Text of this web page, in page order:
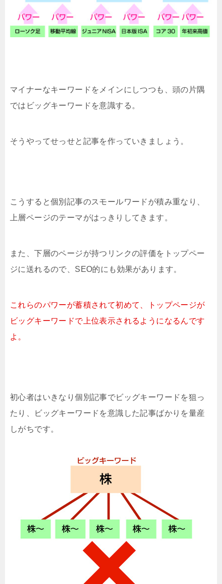
マイナーなキーワードをメインにしつつも、頭の片隅
ではビッグキーワードを意識する。
そうやってせっせと記事を作っていきましょう。
こうすると個別記事のスモールワードが積み重なり、
上層ページのテーマがはっきりしてきます。
また、下層のページが持つリンクの評価をトップペー
ジに送れるので、SEO的にも効果があります。
これらのパワーが蓄積されて初めて、トップページが
ビッグキーワードで上位表示されるようになるんです
よ。
初心者はいきなり個別記事でビッグキーワードを狙っ
たり、ビッグキーワードを意識した記事ばかりを量産
しがちです。